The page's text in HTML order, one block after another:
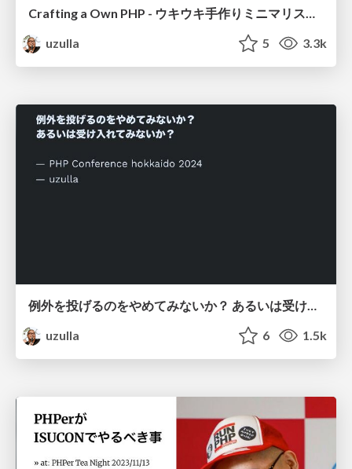
uzulla
5 3.3k
例外を投げるのをやめてみないか？ あるいは受け入れてみないか？ - How to use exceptions other than throwing
uzulla
6 1.5k